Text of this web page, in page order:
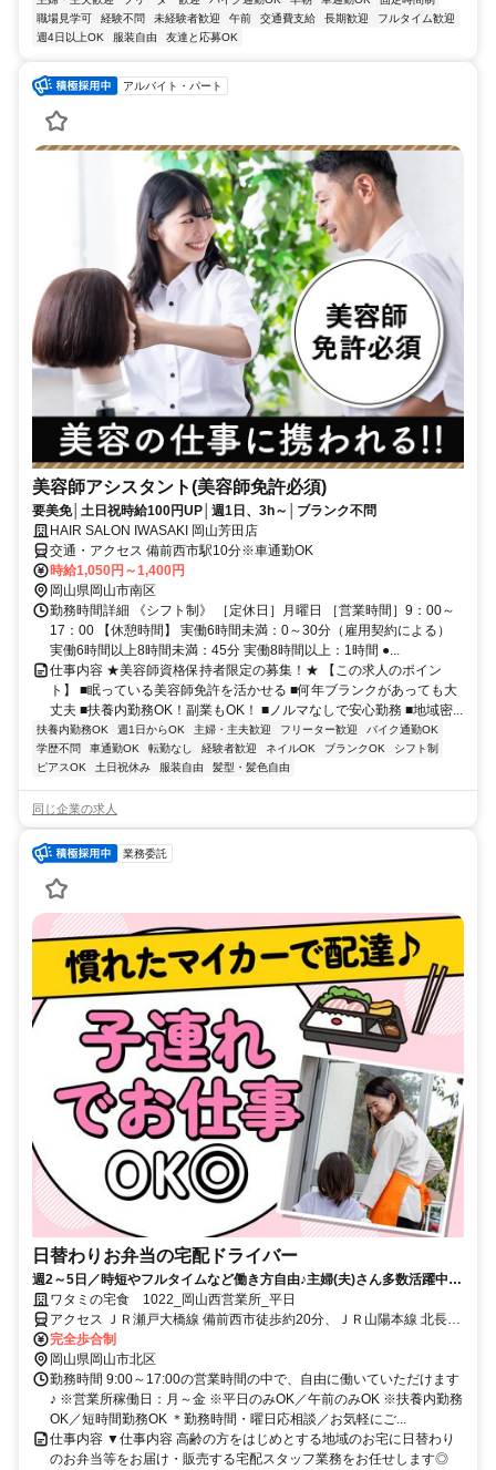
職場見学可
経験不問 未経験者歓迎 午前 交通費支給 長期歓迎
フルタイム歓迎
週4日以上OK
服装自由 友達と応募OK
アルバイト・パート
美容師アシスタント(美容師免許必須)
要美免│土日祝時給100円UP│週1日、3h～│ブランク不問
HAIR SALON IWASAKI 岡山芳田店
交通・アクセス 備前西市駅10分※車通勤OK
時給1,050円～1,400円
岡山県岡山市南区
勤務時間詳細 《シフト制》 ［定休日］月曜日 ［営業時間］9：00～
17：00 【休憩時間】 実働6時間未満：0～30分（雇用契約による）
実働6時間以上8時間未満：45分 実働8時間以上：1時間 ●...
仕事内容 ★美容師資格保持者限定の募集！★ 【この求人のポイン
ト】 ■眠っている美容師免許を活かせる ■何年ブランクがあっても大
丈夫 ■扶養内勤務OK！副業もOK！ ■ノルマなしで安心勤務 ■地域密...
扶養内勤務OK 週1日からOK 主婦・主夫歓迎 フリーター歓迎
バイク通勤OK
学歴不問
車通勤OK 転勤なし 経験者歓迎 ネイルOK ブランクOK
シフト制
ピアスOK
土日祝休み 服装自由 髪型・髪色自由
同じ企業の求人
業務委託
日替わりお弁当の宅配ドライバー
週2～5日／時短やフルタイムなど働き方自由♪主婦(夫)さん多数活躍中！
サポート体制バッチリなのでお子さんの行事でのお休みなども取りやす
い◎
ワタミの宅食 1022_岡山西営業所_平日
アクセス ＪＲ瀬戸大橋線 備前西市徒歩約20分、ＪＲ山陽本線 北長瀬
南口徒歩約22分、ＪＲ瀬戸大橋線 大元東口徒歩約35分
完全歩合制
岡山県岡山市北区
勤務時間 9:00～17:00の営業時間の中で、自由に働いていただけます
♪ ※営業所稼働日：月～金 ※平日のみOK／午前のみOK ※扶養内勤務
OK／短時間勤務OK ＊勤務時間・曜日応相談／お気軽にご...
仕事内容 ▼仕事内容 高齢の方をはじめとする地域のお宅に日替わり
のお弁当等をお届け・販売する宅配スタッフ業務をお任せします◎